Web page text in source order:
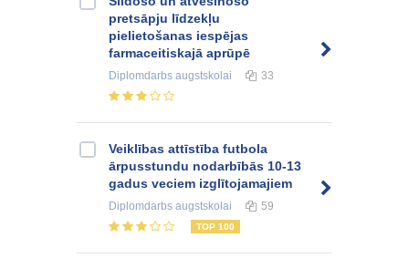
pretsāpju līdzekļu
pielietošanas iespējas
farmaceitiskajā aprūpē
Diplomdarbs augstskolai 33
Veiklības attīstība futbola
ārpusstundu nodarbībās 10-13
gadus veciem izglītojamajiem
Diplomdarbs augstskolai 59
TOP 100